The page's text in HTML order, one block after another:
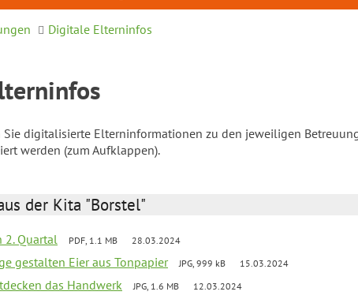
Digitale Elterninfos
digitalisierte Elterninformationen zu den jeweiligen
werden (zum Aufklappen).
der Kita "Borstel"
2. Quartal PDF, 1.1 MB 28.03.2024
gestalten Eier aus Tonpapier JPG, 999 kB 15.03.2024
das Handwerk JPG, 1.6 MB 12.03.2024